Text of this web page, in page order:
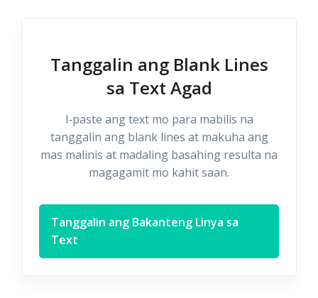
Tanggalin ang Blank Lines
sa Text Agad
I‑paste ang text mo para mabilis na
tanggalin ang blank lines at makuha ang
mas malinis at madaling basahing resulta na
magagamit mo kahit saan.
Tanggalin ang Bakanteng Linya sa
Text